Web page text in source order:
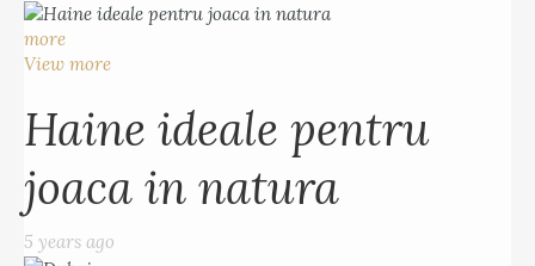
more
View more
Haine ideale pentru
joaca in natura
5 years ago